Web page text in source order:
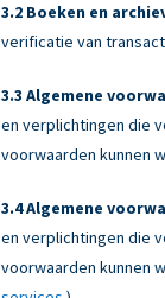
Boeken en
verificatie van
Algemene
en verplichtingen die
voorwaarden kunnen
Algemene
en verplichtingen die
voorwaarden kunnen